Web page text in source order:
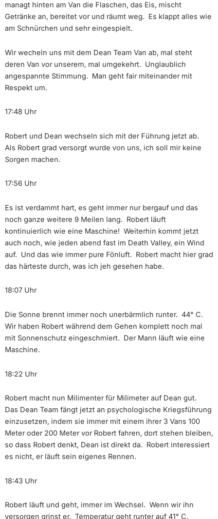
managt hinten am Van die Flaschen, das Eis, mischt
Getränke an, bereitet vor und räumt weg. Es klappt alles wie
am Schnürchen und sehr eingespielt.
Wir wecheln uns mit dem Dean Team Van ab, mal steht
deren Van vor unserem, mal umgekehrt. Unglaublich
angespannte Stimmung. Man geht fair miteinander mit
Respekt um.
17:48 Uhr
Robert und Dean wechseln sich mit der Führung jetzt ab.
Als Robert grad versorgt wurde von uns, ich soll mir keine
Sorgen machen.
17:56 Uhr
Es ist verdammt hart, es geht immer nur bergauf und das
noch ganze weitere 9 Meilen lang. Robert läuft
kontinuierlich wie eine Maschine! Weiterhin kommt jetzt
auch noch, wie jeden abend fast im Death Valley, ein Wind
auf. Und das wie immer pure Fönluft. Robert macht hier grad
das härteste durch, was ich jeh gesehen habe.
18:07 Uhr
Die Sonne brennt immer noch unerbärmlich runter. 44° C.
Wir haben Robert während dem Gehen komplett noch mal
mit Sonnenschutz eingeschmiert. Der Mann läuft wie eine
Maschine.
18:22 Uhr
Robert macht nun Milimenter für Milimeter auf Dean gut.
Das Dean Team fängt jetzt an psychologische Kriegsführung
einzusetzen, indem sie immer mit einem ihrer 3 Vans 100
Meter oder 200 Meter vor Robert fahren, dort stehen bleiben,
so dass Robert denkt, Dean ist direkt da. Robert interessiert
es nicht, er läuft sein eigenes Rennen.
18:43 Uhr
Robert läuft und geht, immer im Wechsel. Wenn wir ihn
versorgen grinst er. Temperatur geht runter auf 41° C.